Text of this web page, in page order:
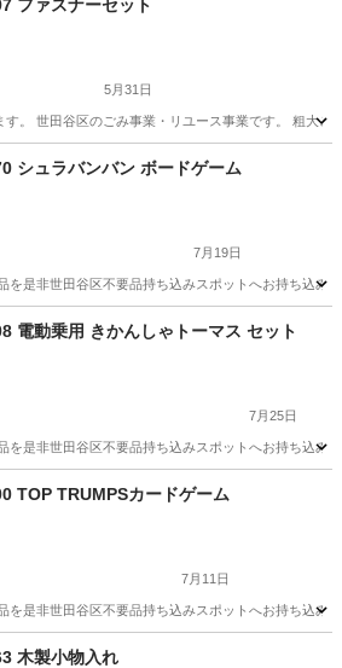
ファスナーセット
5月31日
す。 世⽥⾕区のごみ事業・リユース事業です。 粗
リユース
シュラバンバン ボードゲーム
7月19日
非世田谷区不要品持ち込みスポットへお持ち込みし
ゲーム スポット
0715-308 電動乗用 きかんしゃトーマス セット
7月25日
非世田谷区不要品持ち込みスポットへお持ち込みし
きかんしゃトーマス
TOP TRUMPSカードゲーム
7月11日
非世田谷区不要品持ち込みスポットへお持ち込みし
ゲーム スポット
木製小物入れ